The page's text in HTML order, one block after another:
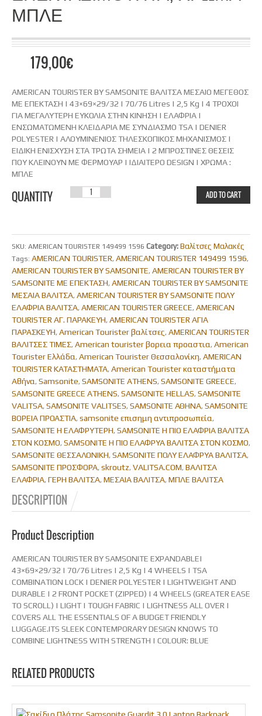
ΜΠΛΕ
179,00€
AMERICAN TOURISTER BY SAMSONITE ΒΑΛΙΤΣΑ ΜΕΣΑΙΟ ΜΕΓΕΘΟΣ
ΜΕ ΕΠΕΚΤΑΣΗ | 43×69×29/32 | 70/76 Litres | 2,5 Kg | 4 ΤΡΟΧΟΙ
ΓΙΑ ΜΕΓΑΛΥΤΕΡΗ ΕΥΚΟΛΙΑ ΣΤΗΝ ΚΙΝΗΣΗ | ΕΛΑΦΡΙΑ |
ΕΝΣΩΜΑΤΩΜΕΝΗ ΚΛΕΙΔΑΡΙΑ ΜΕ ΣΥΝΔΙΑΣΜΟ TSA | DENIER
POLYESTER | ΑΛΟΥΜΙΝΕΝΙΟΣ ΤΗΛΕΣΚΟΠΙΚΟΣ ΜΗΧΑΝΙΣΜΟΣ |
ΕΙΔΙΚΗ ΕΝΙΣΧΥΣΗ ΣΤΑ ΤΡΩΤΑ ΣΗΜΕΙΑ | 2 ΜΠΡΟΣΤΙΝΕΣ ΘΕΣΕΙΣ
ΠΟΥ ΚΛΕΙΝΟΥΝ ΜΕ ΦΕΡΜΟΥΑΡ | ΙΔΙΑΙΤΕΡΟ DESIGN | ΧΡΩΜΑ :
ΜΠΛΕ
QUANTITY
AMERICAN
SUMMERRIDE
ΒΑΛΙΤΣΑ 67
ΕΚ. ΜΕΣΑΙΑ
ΜΕ
ΕΠΕΚΤΑΣΙΜΟΤΗΤΑ,
ΧΡΩΜΑ
ΜΠΛΕ
QUANTITY
ADD TO CART
SKU: AMERICAN TOURISTER 149499 1596 Category: Βαλίτσες Μαλακές
Tags: AMERICAN TOURISTER, AMERICAN TOURISTER 149499 1596,
AMERICAN TOURISTER BY SAMSONITE, AMERICAN TOURISTER BY
SAMSONITE ΜΕ ΕΠΕΚΤΑΣΗ, AMERICAN TOURISTER BY SAMSONITE
ΜΕΣΑΙΑ ΒΑΛΙΤΣΑ, AMERICAN TOURISTER BY SAMSONITE ΠΟΛΥ
ΕΛΑΦΡΙΑ ΒΑΛΙΤΣΑ, AMERICAN TOURISTER GREECE, AMERICAN
TOURISTER ΑΓ. ΠΑΡΑΚΕΥΗ, AMERICAN TOURISTER ΑΓΙΑ
ΠΑΡΑΣΚΕΥΗ, American Tourister βαλίτσες, AMERICAN TOURISTER
ΒΑΛΙΤΣΕΣ ΤΙΜΕΣ, American tourister βορεια προαστια, American
Tourister Ελλάδα, American Tourister Θεσσαλονίκη, AMERICAN
TOURISTER ΚΑΤΑΣΤΗΜΑΤΑ, American Tourister καταστήματα
Αθήνα, Samsonite, SAMSONITE ATHENS, SAMSONITE GREECE,
SAMSONITE GREECE ATHENS, SAMSONITE HELLAS, SAMSONITE
VALITSA, SAMSONITE VALITSES, SAMSONITE ΑΘΗΝΑ, SAMSONITE
ΒΟΡΕΙΑ ΠΡΟΑΣΤΙΑ, samsonite επισημη αντιπροσωπεία,
SAMSONITE Η ΕΛΑΦΡΥΤΕΡΗ, SAMSONITE Η ΠΙΟ ΕΛΑΦΡΙΑ ΒΑΛΙΤΣΑ
ΣΤΟΝ ΚΟΣΜΟ, SAMSONITE Η ΠΙΟ ΕΛΑΦΡΥΑ ΒΑΛΙΤΣΑ ΣΤΟΝ ΚΟΣΜΟ,
SAMSONITE ΘΕΣΣΑΛΟΝΙΚΗ, SAMSONITE ΠΟΛΥ ΕΛΑΦΡΥΑ ΒΑΛΙΤΣΑ,
SAMSONITE ΠΡΟΣΦΟΡΑ, skroutz, VALITSA.COM, ΒΑΛΙΤΣΑ
ΕΛΑΦΡΙΑ, ΓΕΡΗ ΒΑΛΙΤΣΑ, ΜΕΣΑΙΑ ΒΑΛΙΤΣΑ, ΜΠΛΕ ΒΑΛΙΤΣΑ
DESCRIPTION
Product Description
AMERICAN TOURISTER BY SAMSONITE EXPANDABLE|
43×69×29/32 | 70/76 Litres | 2,5 Kg | 4 WHEELS | TSA
COMBINATION LOCK | DENIER POLYESTER | LIGHTWEIGHT AND
DURABLE | 2 FRONT POCKET (ZIPPED) | 4 WHEELS (GREATER EASE
TO SCROLL) | LIGHT | TOUGH FABRIC | LIGHTNESS ALL OVER |
COVERS ALL THE ESSENTIALS OF A BUDGET FRIENDLY
LUGGAGE.ITS SLEEK CONTEMPORARY DESIGN KNOWS TO
COMBINE LIGHTNESS WITH STRENGTH | COLOUR: BLUE
RELATED PRODUCTS